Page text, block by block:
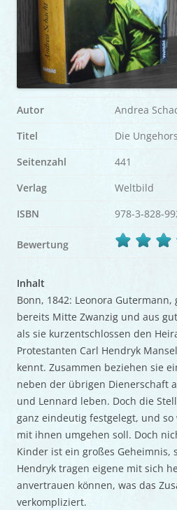
Autor
Andrea
Titel
Die
Seitenzahl
441
Verlag
Weltbild
ISBN
978-3-828-
Bewertung
Inhalt
Bonn, 1842: Leonora
bereits Mitte Zwanzig und aus
als sie kurzentschlossen den
Protestanten Carl Hendryk
kennt. Zusammen beziehen sie
neben der übrigen Dienerschaft
und Lennard leben. Doch die
ganz eindeutig festgelegt, und
mit ihnen umgehen soll. Doch
Kinder ist ein großes Geheimnis,
Hendryk tragen eigene mit sich
anvertrauen können, was das
verkompliziert.